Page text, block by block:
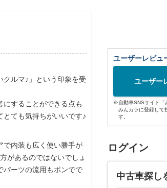
ルマ♪」という印象を受
することができる点も
ても気持ちがいいです♪
で内装も広く使い勝手が
があるのではないでしょ
パーツの流用もポンでで
ユーザーレビュ
ユーザー
※自動車SNSサイト「
みんカラに登録して
す。
ログイン
中古車探し